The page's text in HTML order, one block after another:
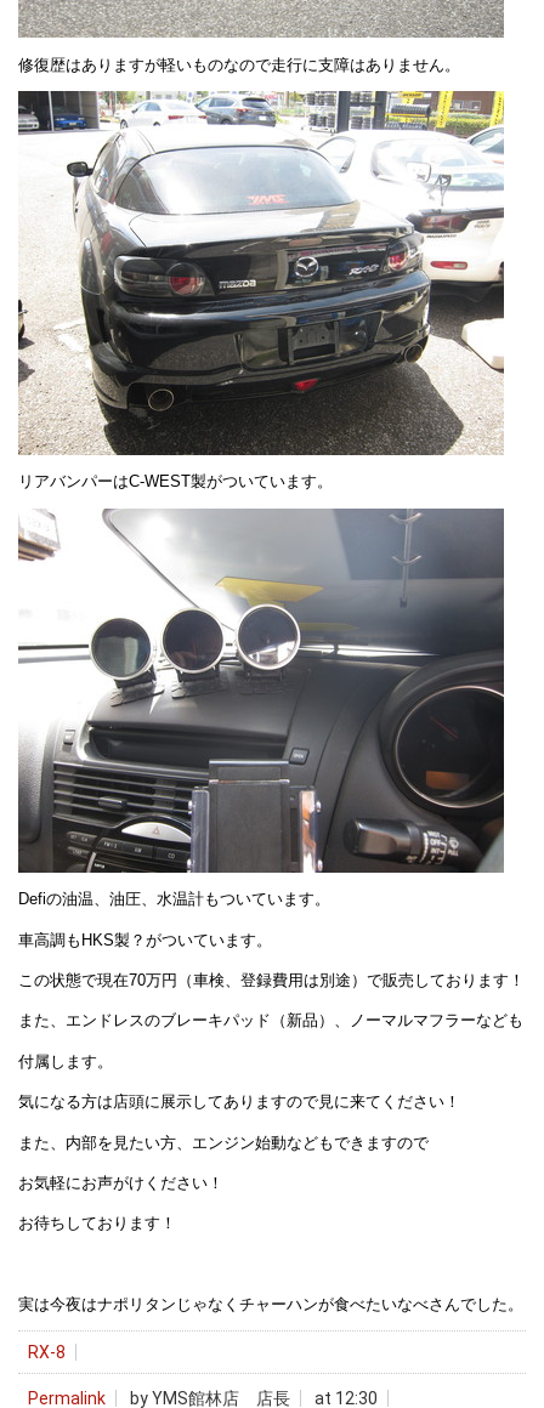
修復歴はありますが軽いものなので走行に支障はありません。
リアバンパーはC-WEST製がついています。
Defiの油温、油圧、水温計もついています。
車高調もHKS製？がついています。
この状態で現在70万円（車検、登録費用は別途）で販売しております！
また、エンドレスのブレーキパッド（新品）、ノーマルマフラーなども
付属します。
気になる方は店頭に展示してありますので見に来てください！
また、内部を見たい方、エンジン始動などもできますので
お気軽にお声がけください！
お待ちしております！
実は今夜はナポリタンじゃなくチャーハンが食べたいなべさんでした。
RX-8
Permalink by YMS館林店 店長 at 12:30